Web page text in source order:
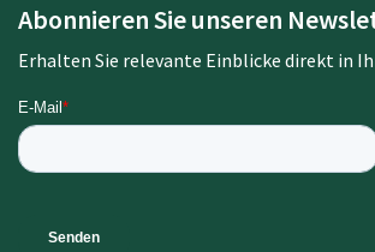
Abonnieren Sie unseren
Erhalten Sie relevante Einblicke direkt in